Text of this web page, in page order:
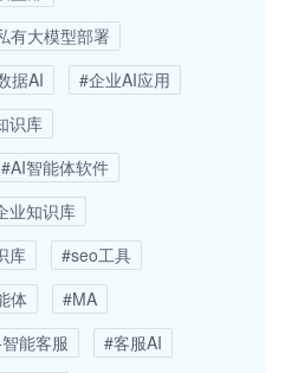
有大模型部署
据AI
#企业AI应用
识库
#AI智能体软件
业知识库
库
#seo工具
体
#MA
能客服
#客服AI